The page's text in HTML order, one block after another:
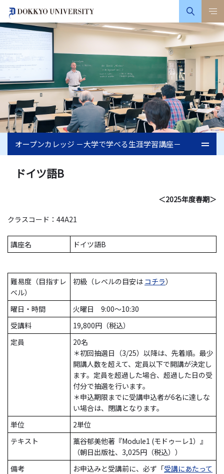
オープンカレッジ －大学で学べる生涯学習講座－
ドイツ語B
＜2025年度春期＞
クラスコード：44A21
講座名 ドイツ語B
難易度（目指すレ
ベル）
初級（レベルの目安は コチラ）
曜日・時間
火曜日 9:00～10:30
受講料
19,800円（税込）
定員
20名
＊初回抽選日（3/25）以降は、先着順。最少
開講人数を超えて、定員以下で開講が決定し
ます。定員を超過した場合、超過した日の受
付分で抽選を行います。
＊申込期限までに受講申込者が6名に達しな
い場合は、閉講となります。
単位
2単位
テキスト
藁谷郁美他著『Module1 (モドゥーレ1）』
（朝日出版社、3,025円（税込））
備考
お申込みと受講前に、必ず「受講にあたって